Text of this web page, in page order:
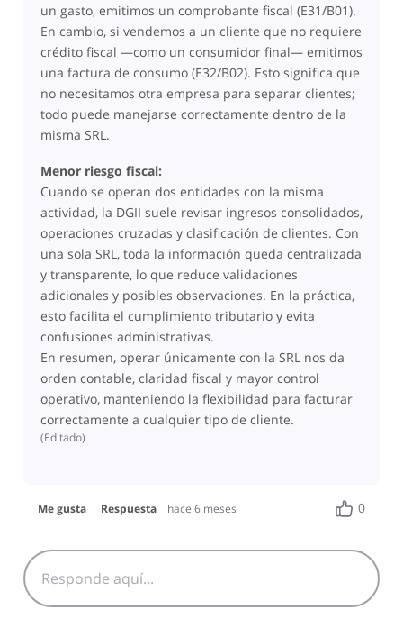
un gasto, emitimos un comprobante fiscal (E31/B01).
En cambio, si vendemos a un cliente que no requiere
crédito fiscal —como un consumidor final— emitimos
una factura de consumo (E32/B02). Esto significa que
no necesitamos otra empresa para separar clientes;
todo puede manejarse correctamente dentro de la
misma SRL.
Menor riesgo fiscal:
Cuando se operan dos entidades con la misma
actividad, la DGII suele revisar ingresos consolidados,
operaciones cruzadas y clasificación de clientes. Con
una sola SRL, toda la información queda centralizada
y transparente, lo que reduce validaciones
adicionales y posibles observaciones. En la práctica,
esto facilita el cumplimiento tributario y evita
confusiones administrativas.
En resumen, operar únicamente con la SRL nos da
orden contable, claridad fiscal y mayor control
operativo, manteniendo la flexibilidad para facturar
correctamente a cualquier tipo de cliente.
(Editado)
Me gusta Respuesta hace 6 meses 0